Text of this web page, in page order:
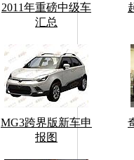
2011年重磅中级车
汇总
MG3跨界版新车申
报图